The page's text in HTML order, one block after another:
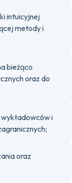
intuicyjnej
metody i
bieżąco
oraz do
i
oraz